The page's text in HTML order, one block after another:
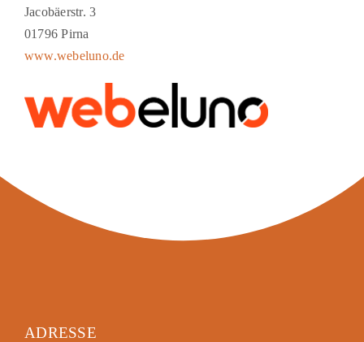
Jacobäerstr. 3
01796 Pirna
www.webeluno.de
ADRESSE